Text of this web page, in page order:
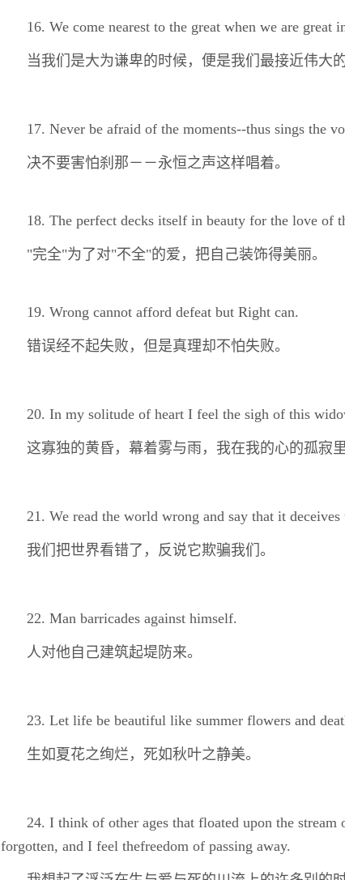
16. We come nearest to the great when we are great
当我们是大为谦卑的时候，便是我们最接近伟大
17. Never be afraid of the moments--thus sings the
决不要害怕刹那－－永恒之声这样唱着。
18. The perfect decks itself in beauty for the love of
"完全"为了对"不全"的爱，把自己装饰得美丽。
19. Wrong cannot afford defeat but Right can.
错误经不起失败，但是真理却不怕失败。
20. In my solitude of heart I feel the sigh of this
这寡独的黄昏，幕着雾与雨，我在我的心的孤寂
21. We read the world wrong and say that it deceives
我们把世界看错了，反说它欺骗我们。
22. Man barricades against himself.
人对他自己建筑起堤防来。
23. Let life be beautiful like summer flowers and
生如夏花之绚烂，死如秋叶之静美。
24. I think of other ages that floated upon the stream
forgotten, and I feel thefreedom of passing away.